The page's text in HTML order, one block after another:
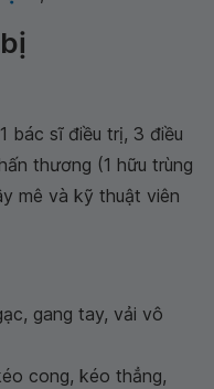
bác sĩ điều trị, 3 điều
thương (1 hữu trùng
mê và kỹ thuật viên
gang tay, vải vô
cong, kéo thẳng,